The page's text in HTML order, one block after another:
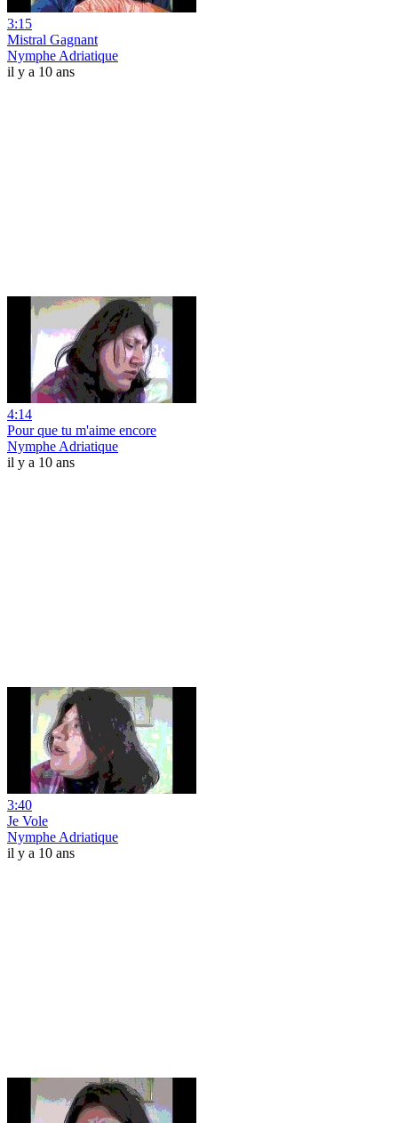
3:15
Mistral Gagnant
Nymphe Adriatique
il y a 10 ans
4:14
Pour que tu m'aime encore
Nymphe Adriatique
il y a 10 ans
3:40
Je Vole
Nymphe Adriatique
il y a 10 ans